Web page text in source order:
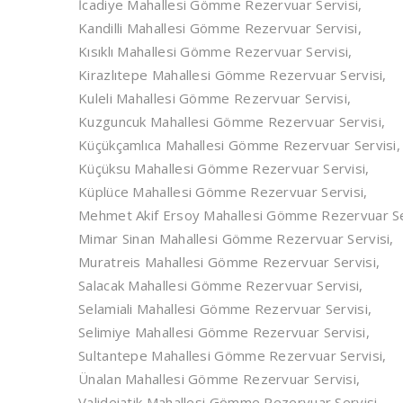
İcadiye Mahallesi Gömme Rezervuar Servisi,
Kandilli Mahallesi Gömme Rezervuar Servisi,
Kısıklı Mahallesi Gömme Rezervuar Servisi,
Kirazlıtepe Mahallesi Gömme Rezervuar Servisi,
Kuleli Mahallesi Gömme Rezervuar Servisi,
Kuzguncuk Mahallesi Gömme Rezervuar Servisi,
Küçükçamlıca Mahallesi Gömme Rezervuar Servisi,
Küçüksu Mahallesi Gömme Rezervuar Servisi,
Küplüce Mahallesi Gömme Rezervuar Servisi,
Mehmet Akif Ersoy Mahallesi Gömme Rezervuar
Mimar Sinan Mahallesi Gömme Rezervuar Servisi,
Muratreis Mahallesi Gömme Rezervuar Servisi,
Salacak Mahallesi Gömme Rezervuar Servisi,
Selamiali Mahallesi Gömme Rezervuar Servisi,
Selimiye Mahallesi Gömme Rezervuar Servisi,
Sultantepe Mahallesi Gömme Rezervuar Servisi,
Ünalan Mahallesi Gömme Rezervuar Servisi,